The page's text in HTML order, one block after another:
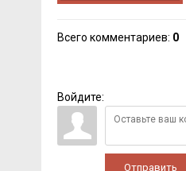
Всего комментариев: 0
Войдите:
Отправить